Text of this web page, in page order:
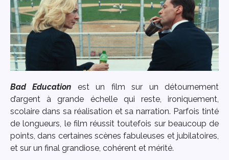
Bad Education est un film sur un détournement
d’argent à grande échelle qui reste, ironiquement,
scolaire dans sa réalisation et sa narration. Parfois tinté
de longueurs, le film réussit toutefois sur beaucoup de
points, dans certaines scènes fabuleuses et jubilatoires,
et sur un final grandiose, cohérent et mérité.